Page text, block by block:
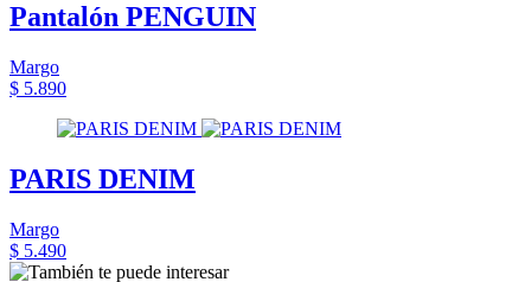
Pantalón PENGUIN
Margo
$ 5.890
PARIS DENIM
Margo
$ 5.490